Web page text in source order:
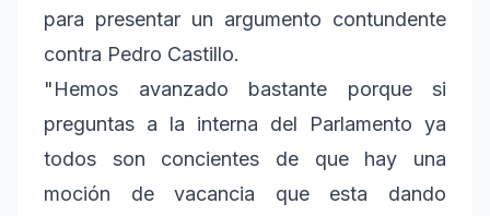
para presentar un argumento contundente
contra Pedro Castillo.
"Hemos avanzado bastante porque si
preguntas a la interna del Parlamento ya
todos son concientes de que hay una
moción de vacancia que esta dando